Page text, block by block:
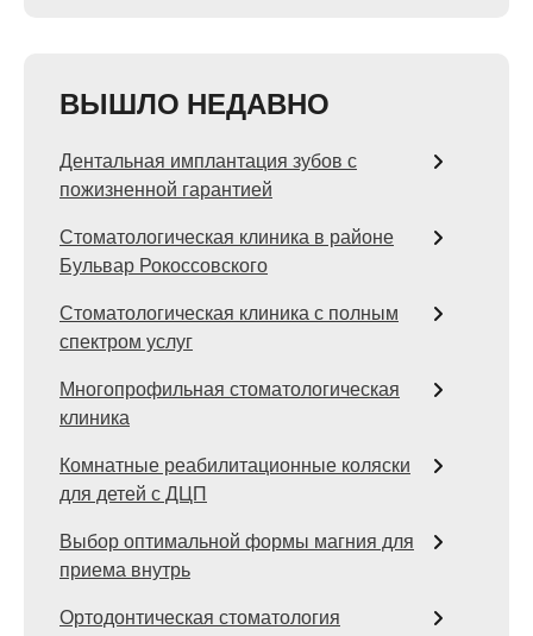
ВЫШЛО НЕДАВНО
Дентальная имплантация зубов с
пожизненной гарантией
Стоматологическая клиника в районе
Бульвар Рокоссовского
Стоматологическая клиника с полным
спектром услуг
Многопрофильная стоматологическая
клиника
Комнатные реабилитационные коляски
для детей с ДЦП
Выбор оптимальной формы магния для
приема внутрь
Ортодонтическая стоматология